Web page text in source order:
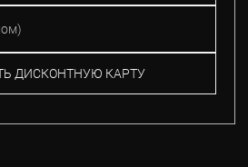
ДИСКОНТНУЮ КАРТУ